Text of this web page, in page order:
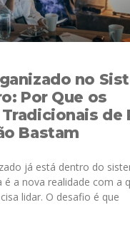
no
Por Que os
de
Bastam
já está dentro do
é a nova realidade com a
lidar. O desafio é que